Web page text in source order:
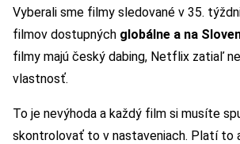
Vyberali sme filmy sledované v 35.
filmov dostupných globálne a na
filmy majú český dabing, Netflix zatiaľ
vlastnosť.
To je nevýhoda a každý film si musíte
skontrolovať to v nastaveniach. Platí to